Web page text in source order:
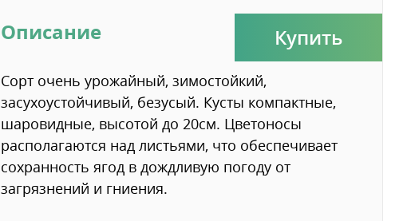
Купить
Описание
Сорт очень урожайный, зимостойкий,
засухоустойчивый, безусый. Кусты компактные,
шаровидные, высотой до 20см. Цветоносы
располагаются над листьями, что обеспечивает
сохранность ягод в дождливую погоду от
загрязнений и гниения.